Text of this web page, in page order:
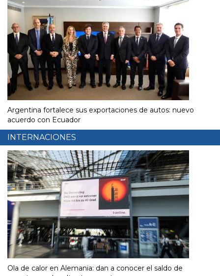
Argentina fortalece sus exportaciones de autos: nuevo
acuerdo con Ecuador
INTERNACIONES
Ola de calor en Alemania: dan a conocer el saldo de